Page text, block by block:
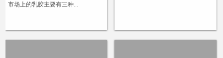
市场上的乳胶主要有三种...
+ +